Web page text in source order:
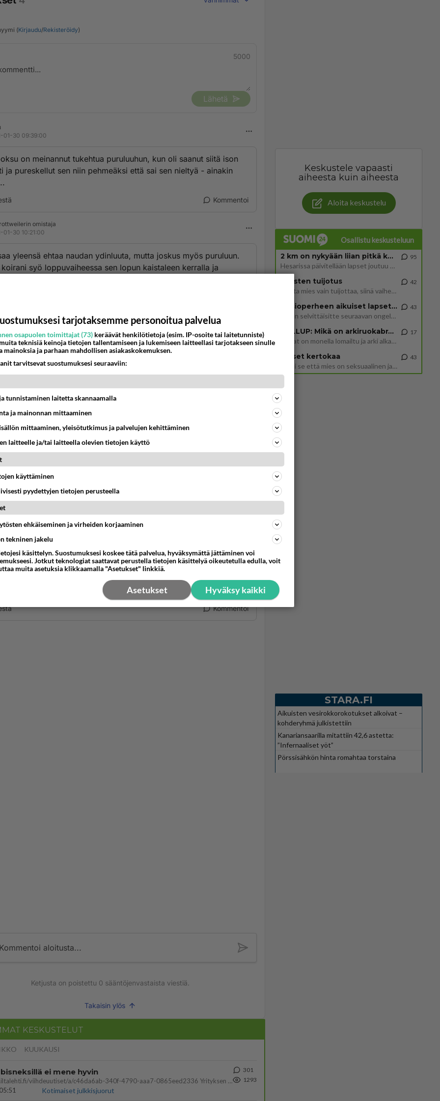
(Kirjaudu/Rekisteröidy)
5000
Lähetä
01-30 09:39:00
on meinannut tukehtua puruluuhun, kun oli saanut siitä ison
ja pureskellut sen niin pehmeäksi että sai sen nieltyä - ainakin
Kommentoi
omistaja
01-30 10:21:00
yleensä ehtaa naudan ydinluuta, mutta joskus myös puruluun.
koirani syö loppuvaiheessa sen lopun kaistaleen kerralla ja
01-30 11:23:00
koira voi tukehtua mihin vaan luuhun tai vaikkapa
kukatahansa meistä ihmisistäkin jos syömme
tämä ahmiminen on "jäänyt" susista joista ne aikoinaan
vaan on sitten katsoa kun koira sitä luuta jäystää ja ottaa se
koiralta jos siitä alkaa irrota vaarallisen näköisiä paloja!
myös lähettää palautetta luuta valmistavalle yhtiölle!!!
Kommentoi
koskaan uskalla jättää koirille puruluita esim. päiväksi, kun olen
pelännyt juuri sinun kertomasi kaltaisia tilanteita ja sitä, että
paikalla auttamassa. Hyvä että varoittelet. Moni ei varmaankaan
tullut ajatelleeksi, että puruluissa saattaa piillä vaara.
Kommentoi
Kommentoi aloitusta...
Ketjusta on poistettu 0 sääntöjenvastaista viestiä.
Takaisin ylös
KESKUSTELUT
KUUKAUSI
ei mene hyvin
https://www.iltalehti.fi/viihdeuutiset/a/c46da6ab-340f-4790-aaa7-0865eed2336 Yrityksen konkurssihakemus on tullut kärä
Kotimaiset julkkisjuorut
301
1293
Keskustele vapaasti
aiheesta kuin aiheesta
Aloita keskustelu
Osallistu keskusteluun
2 km on nykyään liian pitkä koulumatka
Hesarissa päivitellään lapset joutuu nyt kulkemaan 2 km kouluun jösses. Ruostefillarilla tuo matka menee vaikka miten äk
95
Miesten tuijotus
Mutta mies vain tuijottaa, siinä vaiheessa käännän itse pään pois. Mikä juttu? Yleensä jos joku tuijottaa tai katsoo, hä
42
Uusioperheen aikuiset lapset tyhjentää jääkaapin käydessään
Miten selvittäisitte seuraavan ongelman, meillä on uusioperhe, minulla teini-ikäiset lapset ja puolisolla aikuiset, jotk
43
GALLUP: Mikä on arkiruokabravuurisi?
Lomat on monella lomailtu ja arki alkaa. Se voi tarkoittaa myös sitä, että grillailut on grillattu ja palataan arjen ruo
17
Naiset kertokaa
Miksi se että mies on seksuaalinen ja haluaa seksiä ja te olette hänen mielestänne haluttava on vastenmielistä? Mikä sii
43
STARA.FI
Aikuisten vesirokkorokotukset alkoivat –
kohderyhmä julkistettiin
Kanariansaarilla mitattiin 42,6 astetta:
”Infernaaliset yöt”
Pörssisähkön hinta romahtaa torstaina
tarjotaksemme personoitua palvelua
osapuolen toimittajat (73) keräävät henkilötietoja (esim. IP-osoite tai laitetunniste)
teknisiä keinoja tietojen tallentamiseen ja lukemiseen laitteellasi tarjotakseen sinulle
ja parhaan mahdollisen asiakaskokemuksen.
tarvitsevat suostumuksesi seuraaviin:
tunnistaminen laitetta skannaamalla
ja mainonnan mittaaminen
mittaaminen, yleisötutkimus ja palvelujen kehittäminen
laitteelle ja/tai laitteella olevien tietojen käyttö
käyttäminen
pyydettyjen tietojen perusteella
ehkäiseminen ja virheiden korjaaminen
tekninen jakelu
käsittelyn. Suostumuksesi koskee tätä palvelua, hyväksymättä jättäminen voi
Jotkut teknologiat saattavat perustella tietojen käsittelyä oikeutetulla edulla, voit
muita asetuksia klikkaamalla "Asetukset" linkkiä.
Hyväksy kaikki
Asetukset